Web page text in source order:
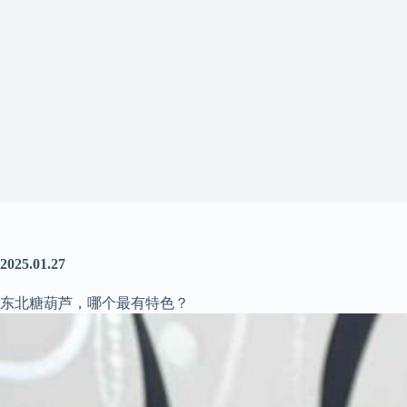
2025.01.27
东北糖葫芦，哪个最有特色？